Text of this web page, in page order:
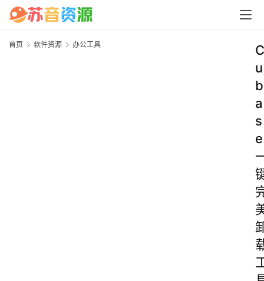
首页 软件资源 办公工具
C
u
b
a
s
e